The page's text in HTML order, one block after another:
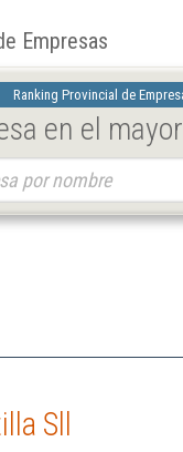
Empresas
Ranking Provincial de
en el
Sll